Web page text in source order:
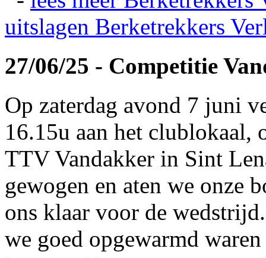
uitslagen Berketrekkers
27/06/25 - Competitie
Op zaterdag avond 7 juni
16.15u aan het clublokaal,
TTV Vandakker in Sint
gewogen en aten we onze
ons klaar voor de
we goed opgewarmd